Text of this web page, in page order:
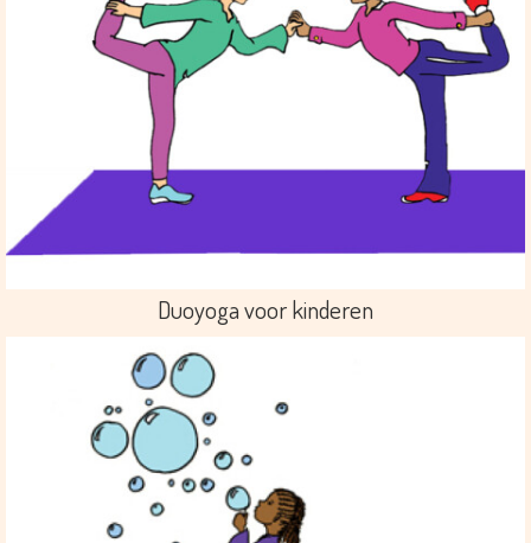
Duoyoga voor kinderen